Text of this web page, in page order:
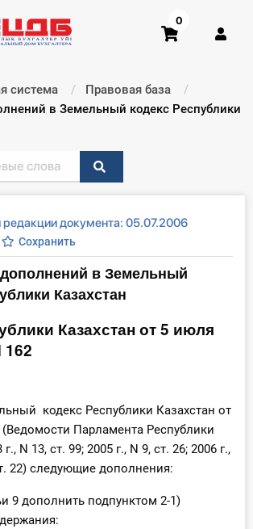
бухгалтера
0
система
Правовая база
в Земельный кодекс Республики
редакции документа: 05.07.2006
Сохранить
в Земельный
Казахстан
Казахстан от 5 июля
162
кодекс Республики Казахстан от
(Ведомости Парламента Республики
N 13, ст. 99; 2005 г., N 9, ст. 26; 2006 г.,
22) следующие дополнения:
9 дополнить подпунктом 2-1)